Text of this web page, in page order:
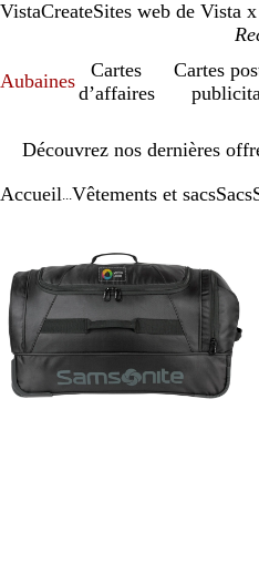
VistaCreateSites web de Vista
Aubaines
Cartes
d’affaires
Cartes
Découvrez nos dernières
1
Accueil Vêtements et sacsSacs
minimum
agrandir
touches
« plus »
et
« moins »
pour
zoomer,